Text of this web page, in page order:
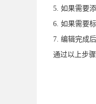
5. 如果需要
6. 如果需要
7. 编辑完成
通过以上步